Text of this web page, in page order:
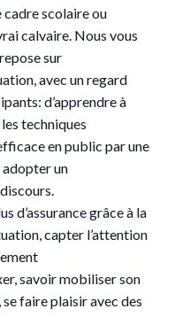
cadre scolaire ou
calvaire. Nous vous
sur
avec un regard
d’apprendre à
techniques
en public par une
un
d’assurance grâce à la
capter l’attention
savoir mobiliser son
faire plaisir avec des